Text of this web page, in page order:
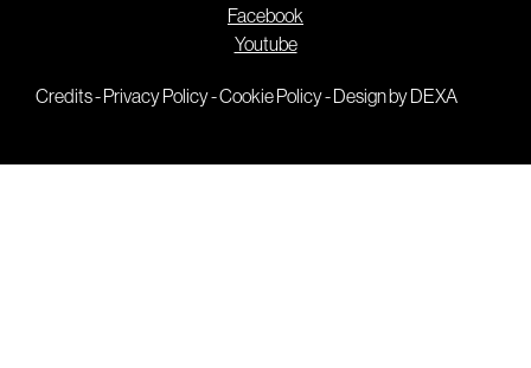
Facebook
Youtube
Credits-Privacy Policy-Cookie Policy-Design by DEXA